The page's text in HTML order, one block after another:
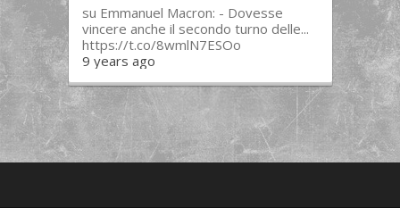
su Emmanuel Macron: - Dovesse
vincere anche il secondo turno delle...
https://t.co/8wmlN7ESOo
9 years ago